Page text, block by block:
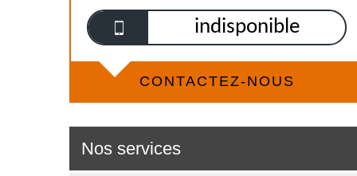
indisponible
CONTACTEZ-NOUS
Nos services